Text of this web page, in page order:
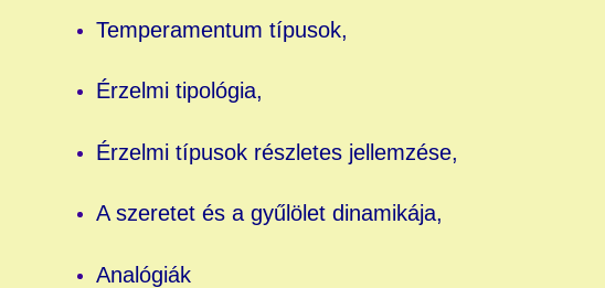
Temperamentum típusok,
Érzelmi tipológia,
Érzelmi típusok részletes jellemzése,
A szeretet és a gyűlölet dinamikája,
Analógiák